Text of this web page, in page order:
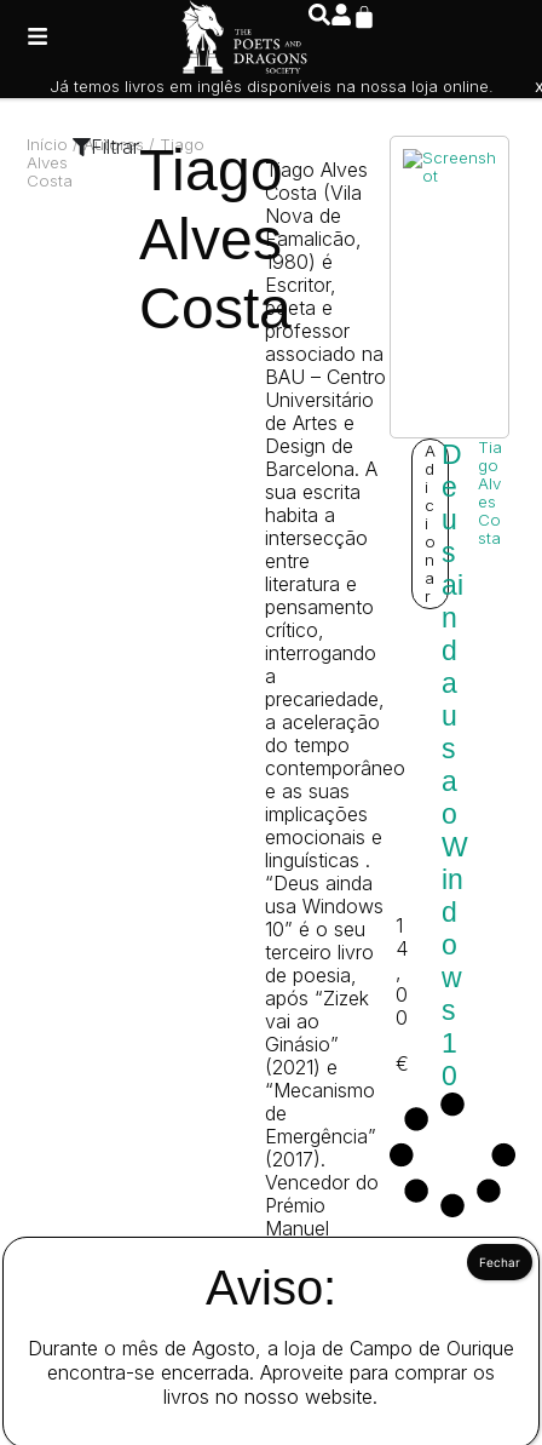
Início / Autores / Tiago
Alves
Costa
FiltrarTiago
Alves
Costa
Tiago Alves
Costa (Vila
Nova de
Famalicão,
1980) é
Escritor,
poeta e
professor
associado na
BAU – Centro
Universitário
de Artes e
Design de
Barcelona. A
sua escrita
habita a
intersecção
entre
literatura e
pensamento
crítico,
interrogando
a
precariedade,
a aceleração
do tempo
contemporâneo
e as suas
implicações
emocionais e
linguísticas .
“Deus ainda
usa Windows
10” é o seu
terceiro livro
de poesia,
após “Zizek
vai ao
Ginásio”
(2021) e
“Mecanismo
de
Emergência”
(2017).
Vencedor do
Prémio
Manuel
Narrativas
Curtas
também
finalista ds
XXVI Prémios
1
4
0
0
€
A
d
i
c
i
o
n
a
r
D
e
u
s
ai
n
d
a
u
s
a
o
W
in
d
o
w
s
1
0
Tia
go
Alv
es
Co
sta
Já temos livros em inglês disponíveis na nossa loja online.
Aviso:
Durante o mês de Agosto, a loja de Campo de Ourique
encontra-se encerrada. Aproveite para comprar os
livros no nosso website.